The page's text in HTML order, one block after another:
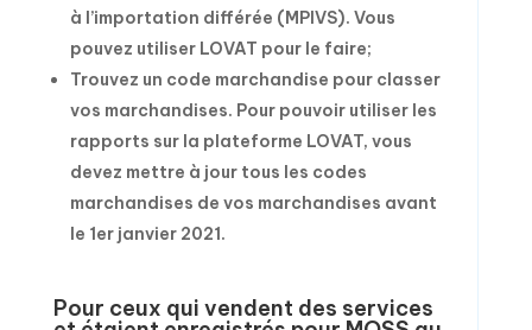
à l’importation différée (MPIVS). Vous
pouvez utiliser LOVAT pour le faire;
Trouvez un code marchandise pour classer
vos marchandises. Pour pouvoir utiliser les
rapports sur la plateforme LOVAT, vous
devez mettre à jour tous les codes
marchandises de vos marchandises avant
le 1er janvier 2021.
Pour ceux qui vendent des services